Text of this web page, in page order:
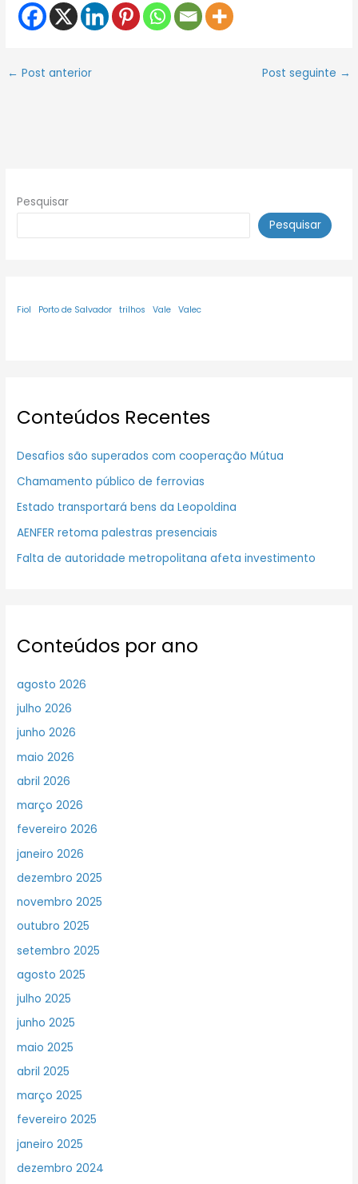
← Post anterior Post seguinte →
Pesquisar
Pesquisar
Fiol Porto de Salvador trilhos Vale Valec
Conteúdos Recentes
Desafios são superados com cooperação Mútua
Chamamento público de ferrovias
Estado transportará bens da Leopoldina
AENFER retoma palestras presenciais
Falta de autoridade metropolitana afeta investimento
Conteúdos por ano
agosto 2026
julho 2026
junho 2026
maio 2026
abril 2026
março 2026
fevereiro 2026
janeiro 2026
dezembro 2025
novembro 2025
outubro 2025
setembro 2025
agosto 2025
julho 2025
junho 2025
maio 2025
abril 2025
março 2025
fevereiro 2025
janeiro 2025
dezembro 2024